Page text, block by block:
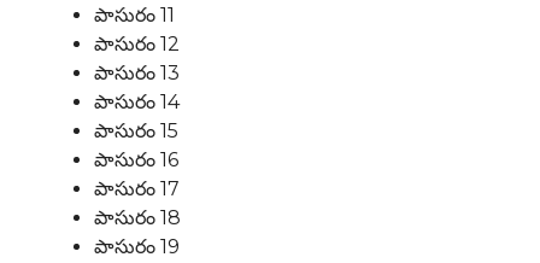
పాసురం 11
పాసురం 12
పాసురం 13
పాసురం 14
పాసురం 15
పాసురం 16
పాసురం 17
పాసురం 18
పాసురం 19